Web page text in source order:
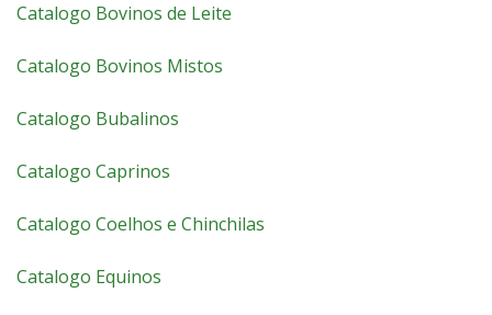
Catalogo Bovinos de Leite
Catalogo Bovinos Mistos
Catalogo Bubalinos
Catalogo Caprinos
Catalogo Coelhos e Chinchilas
Catalogo Equinos